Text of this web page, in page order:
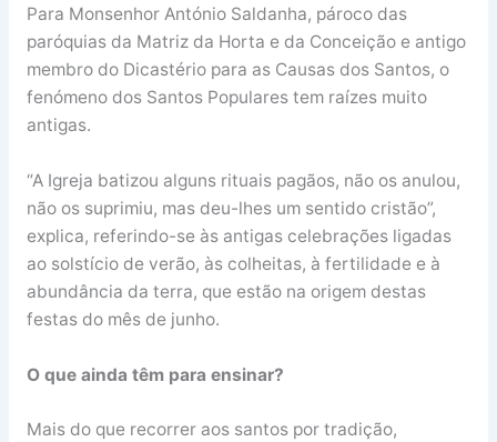
Para Monsenhor António Saldanha, pároco das
paróquias da Matriz da Horta e da Conceição e antigo
membro do Dicastério para as Causas dos Santos, o
fenómeno dos Santos Populares tem raízes muito
antigas.
“A Igreja batizou alguns rituais pagãos, não os anulou,
não os suprimiu, mas deu-lhes um sentido cristão”,
explica, referindo-se às antigas celebrações ligadas
ao solstício de verão, às colheitas, à fertilidade e à
abundância da terra, que estão na origem destas
festas do mês de junho.
O que ainda têm para ensinar?
Mais do que recorrer aos santos por tradição,